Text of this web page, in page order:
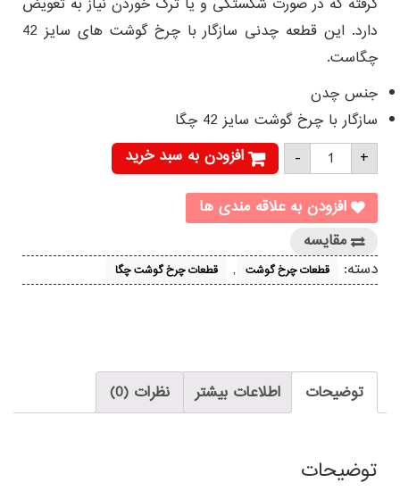
دارد. این قطعه چدنی سازگار با چرخ گوشت های سایز 42
چگاست.
جنس چدن
سازگار با چرخ گوشت سایز 42 چگا
- ماردون
چرخ
گوشت
چگا
سایز
42
عدد
+
افزودن به سبد خرید
افزودن به علاقه مندی ها
مقایسه
دسته:
قطعات چرخ گوشت , قطعات چرخ گوشت چگا
توضیحات اطلاعات بیشتر نظرات (0)
توضیحات